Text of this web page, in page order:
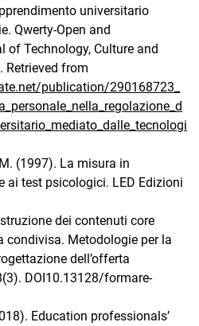
universitario
Qwerty-Open and
of Technology, Culture and
Retrieved from
publication/290168723_
(1997). La misura in
ai test psicologici. LED Edizioni
dei contenuti core
condivisa. Metodologie per la
dell’offerta
DOI10.13128/formare-
Education professionals’